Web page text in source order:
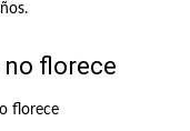
florece